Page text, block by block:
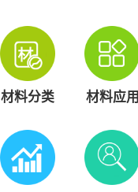
材料分类 材料应用